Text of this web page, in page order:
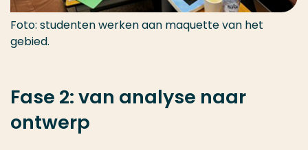
Foto: studenten werken aan maquette van het
gebied.
Fase 2: van analyse naar
ontwerp